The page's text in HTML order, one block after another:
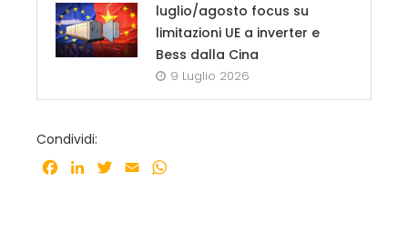
luglio/agosto focus su
limitazioni UE a inverter e
Bess dalla Cina
9 Luglio 2026
Condividi:
Facebook
LinkedInTwitter
Email